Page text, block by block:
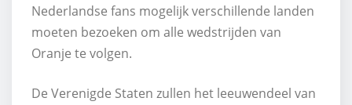
Nederlandse fans mogelijk verschillende landen
moeten bezoeken om alle wedstrijden van
Oranje te volgen.
De Verenigde Staten zullen het leeuwendeel van